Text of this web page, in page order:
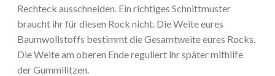
Rechteck ausschneiden. Ein richtiges Schnittmuster
braucht ihr für diesen Rock nicht. Die Weite eures
Baumwollstoffs bestimmt die Gesamtweite eures Rocks.
Die Weite am oberen Ende reguliert ihr später mithilfe
der Gummilitzen.